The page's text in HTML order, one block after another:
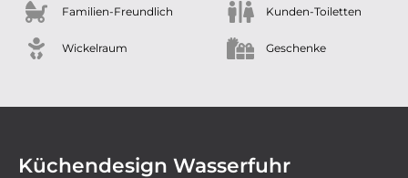
Familien-Freundlich Kunden-Toiletten
Wickelraum Geschenke
Küchendesign Wasserfuhr